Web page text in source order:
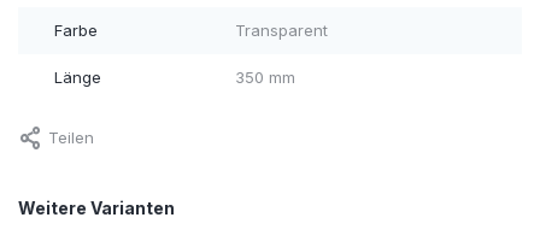
Farbe Transparent
Länge 350 mm
Teilen
Weitere Varianten